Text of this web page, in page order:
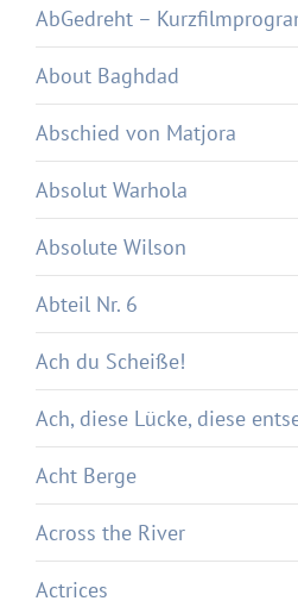
AbGedreht –
About Baghdad
Abschied von Matjora
Absolut Warhola
Absolute Wilson
Abteil Nr. 6
Ach du Scheiße!
Ach, diese Lücke, diese
Acht Berge
Across the River
Actrices